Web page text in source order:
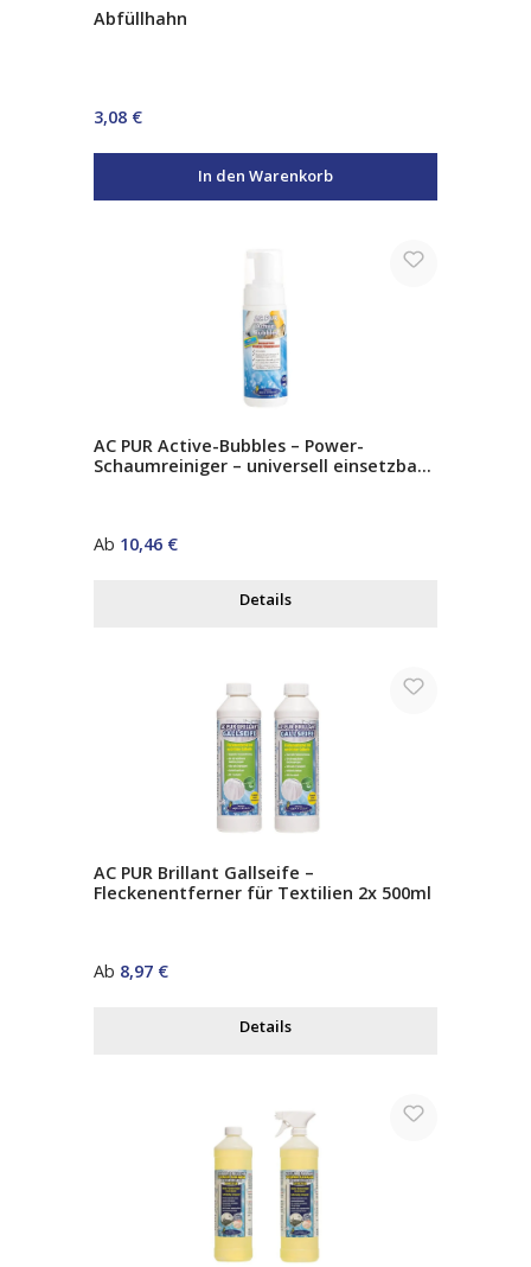
Abfüllhahn
Regulärer Preis:
3,08 €
In den Warenkorb
AC PUR Active-Bubbles – Power-
Schaumreiniger – universell einsetzbar
Regulärer Preis:
Ab 10,46 €
Details
AC PUR Brillant Gallseife –
Fleckenentferner für Textilien 2x 500ml
Regulärer Preis:
Ab 8,97 €
Details